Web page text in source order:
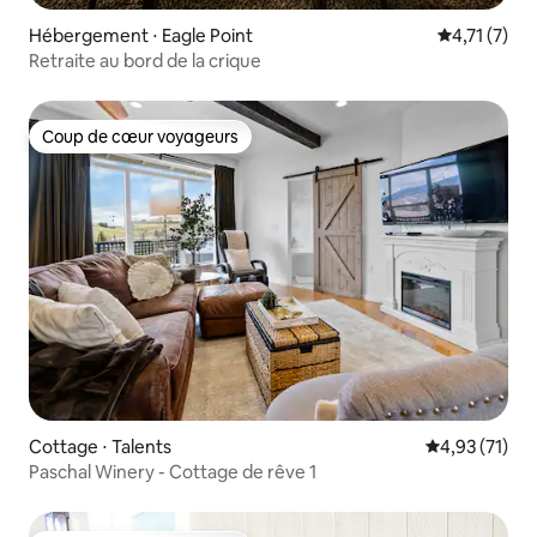
Hébergement ⋅ Eagle Point Évaluation
4,71 (7)
Retraite au bord de la crique
Coup de cœur voyageurs
Coup de cœur voyageurs
Cottage ⋅ Talents Évaluation
4,93 (71)
Paschal Winery - Cottage de rêve 1